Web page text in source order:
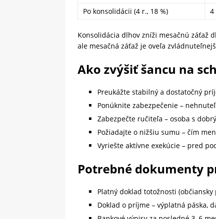
Po konsolidácii (4 r., 18 %)
4
Konsolidácia dlhov zníži mesačnú záťaž
ale mesačná záťaž je oveľa
Ako zvýšiť šancu na
Preukážte stabilný a dostatočný
Ponúknite zabezpečenie –
Zabezpečte ručiteľa – osoba s
Požiadajte o nižšiu sumu – čím
Vyriešte aktívne exekúcie – pred
Potrebné dokumenty
Platný doklad totožnosti (občiansky
Doklad o príjme – výplatná páska,